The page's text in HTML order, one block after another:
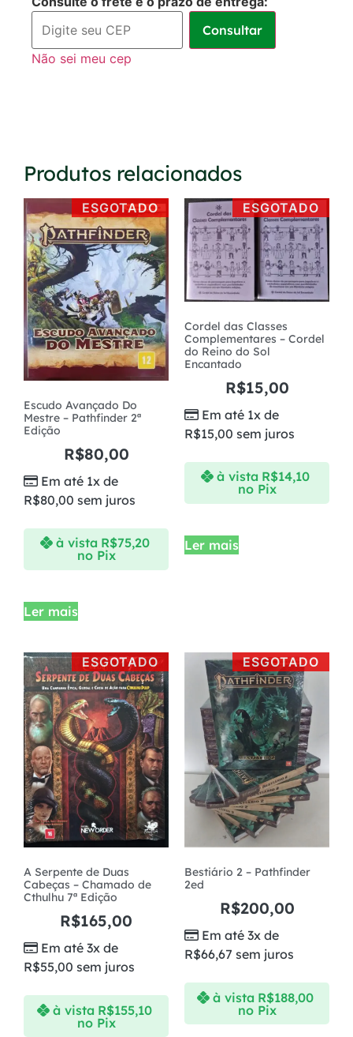
sem juros
sem juros
Consultar
Não sei meu cep
Produtos relacionados
ESGOTADO
Escudo Avançado Do
Mestre – Pathfinder 2ª
Edição
R$80,00
Em até 1x de
R$80,00 sem juros
à vista R$75,20
no Pix
Ler mais
ESGOTADO
Cordel das Classes
Complementares – Cordel
do Reino do Sol
Encantado
R$15,00
Em até 1x de
R$15,00 sem juros
à vista R$14,10
no Pix
Ler mais
ESGOTADO
A Serpente de Duas
Cabeças – Chamado de
Cthulhu 7ª Edição
R$165,00
Em até 3x de
R$55,00 sem juros
à vista R$155,10
no Pix
ESGOTADO
Bestiário 2 – Pathfinder
2ed
R$200,00
Em até 3x de
R$66,67 sem juros
à vista R$188,00
no Pix